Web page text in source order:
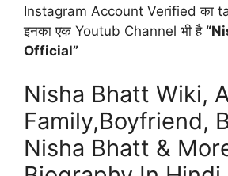
Instagram Account Verified का
इनका एक Youtub Channel भी है
Official”
Nisha Bhatt Wiki,
Family,Boyfriend,
Nisha Bhatt &